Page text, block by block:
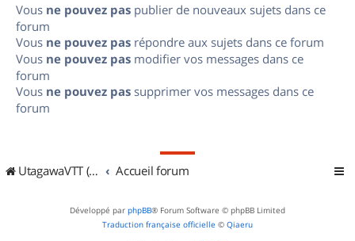
Vous ne pouvez pas publier de nouveaux sujets dans ce
forum
Vous ne pouvez pas répondre aux sujets dans ce forum
Vous ne pouvez pas modifier vos messages dans ce
forum
Vous ne pouvez pas supprimer vos messages dans ce
forum
UtagawaVTT (Randos VTT et VTTAE avec traces GPS) Accueil forum
Développé par phpBB® Forum Software © phpBB Limited
Traduction française officielle © Qiaeru